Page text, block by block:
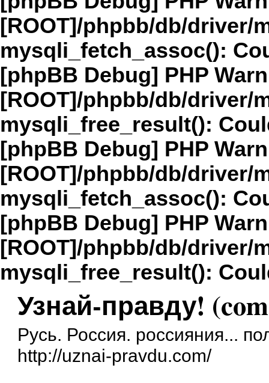
[ROOT]/phpbb/db/driver/
mysqli_fetch_assoc():
[phpBB Debug] PHP
[ROOT]/phpbb/db/driver/
mysqli_free_result():
[phpBB Debug] PHP
[ROOT]/phpbb/db/driver/
mysqli_fetch_assoc():
[phpBB Debug] PHP
[ROOT]/phpbb/db/driver/
mysqli_free_result():
Узнай-правду!
Русь. Россия. россияния...
http://uznai-pravdu.com/